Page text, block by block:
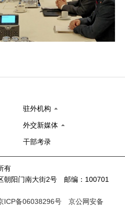
驻外机构
外交新媒体
干部考录
有
朝阳门南大街2号 邮编：100701
ICP备06038296号
京公网安备